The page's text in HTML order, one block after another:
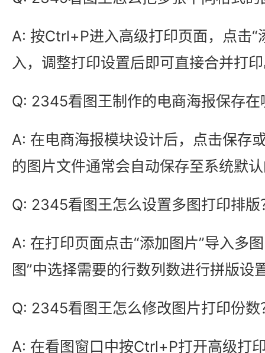
A: 按Ctrl+P进入高级打印页面，点击“
入，调整打印设置后即可直接合并打
Q: 2345看图王制作的电商海报保存在
A: 在电商海报模块设计后，点击保存
的图片文件通常会自动保存至系统默
Q: 2345看图王怎么设置多图打印排版
A: 在打印页面点击“添加图片”导入多
图”中选择需要的行数列数进行拼版设
Q: 2345看图王怎么修改图片打印份数
A: 在看图窗口中按Ctrl+P打开高级打